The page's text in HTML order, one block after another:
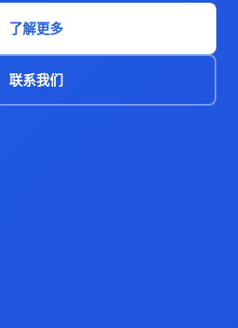
了解更多
联系我们